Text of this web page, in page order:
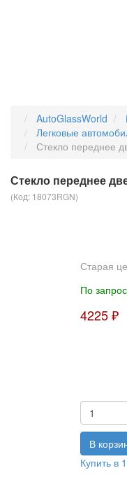
AutoGlassWorld
Легковые
Стекло переднее
Стекло переднее
(Код: 18073RGN)
Старая
По
4225 ₽
Купить в